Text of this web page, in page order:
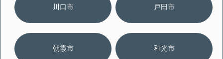
川口市 戸田市
朝霞市 和光市